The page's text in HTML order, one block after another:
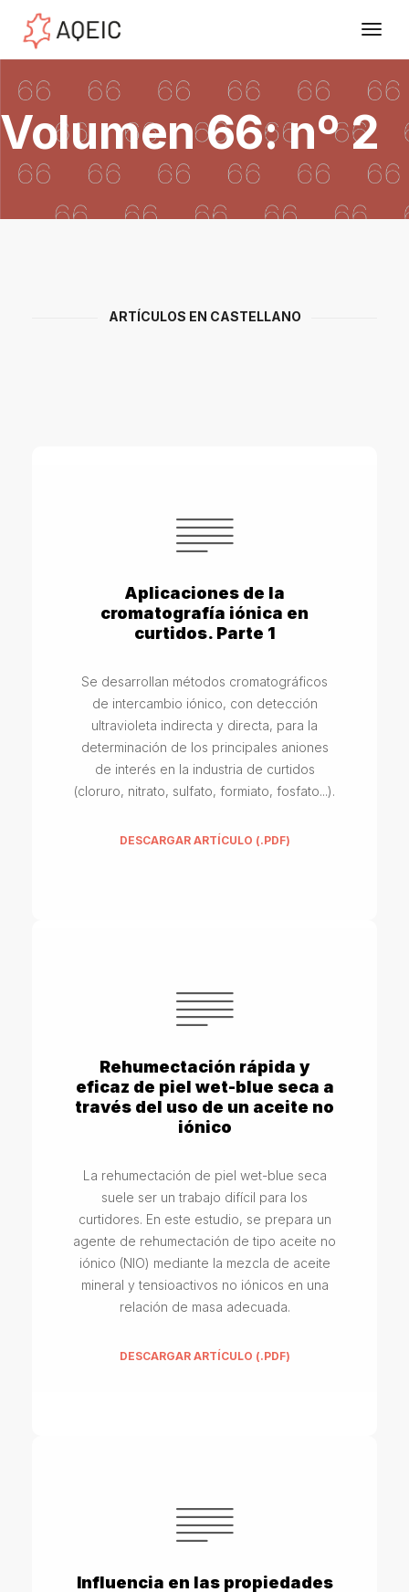
Volumen 66: nº 2
ARTÍCULOS EN CASTELLANO
Aplicaciones de la
cromatografía iónica en
curtidos. Parte 1
Se desarrollan métodos cromatográficos
de intercambio iónico, con detección
ultravioleta indirecta y directa, para la
determinación de los principales aniones
de interés en la industria de curtidos
(cloruro, nitrato, sulfato, formiato, fosfato...).
DESCARGAR ARTÍCULO (.PDF)
Rehumectación rápida y
eficaz de piel wet-blue seca a
través del uso de un aceite no
iónico
La rehumectación de piel wet-blue seca
suele ser un trabajo difícil para los
curtidores. En este estudio, se prepara un
agente de rehumectación de tipo aceite no
iónico (NIO) mediante la mezcla de aceite
mineral y tensioactivos no iónicos en una
relación de masa adecuada.
DESCARGAR ARTÍCULO (.PDF)
Influencia en las propiedades